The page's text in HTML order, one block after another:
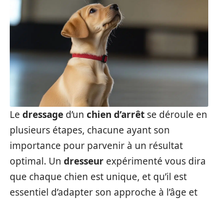
Le dressage d’un chien d’arrêt se déroule en
plusieurs étapes, chacune ayant son
importance pour parvenir à un résultat
optimal. Un dresseur expérimenté vous dira
que chaque chien est unique, et qu’il est
essentiel d’adapter son approche à l’âge et